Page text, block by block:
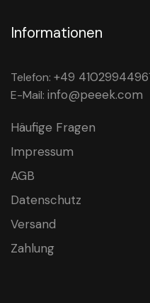
Informationen
Telefon: +49
E-Mail: info@peeek.com
Häufige Fragen
Impressum
AGB
Datenschutz
Versand
Zahlung